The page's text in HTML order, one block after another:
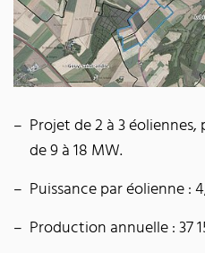
Projet de 2 à 3
de 9 à 18 MW.
Puissance par éolienne :
Production annuelle : 37